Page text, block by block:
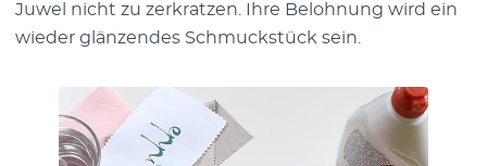
Juwel nicht zu zerkratzen. Ihre Belohnung wird ein
wieder glänzendes Schmuckstück sein.